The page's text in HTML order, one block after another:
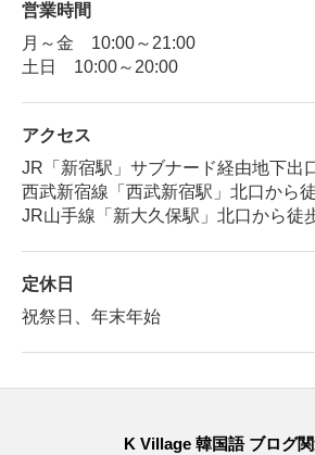
営業時間
月～金 10:00～21:00
土日 10:00～20:00
アクセス
JR「新宿駅」サブナード経由地下出
西武新宿線「西武新宿駅」北口から
JR山手線「新大久保駅」北口から徒
定休日
祝祭日、年末年始
K Village 韓国語 ブログ